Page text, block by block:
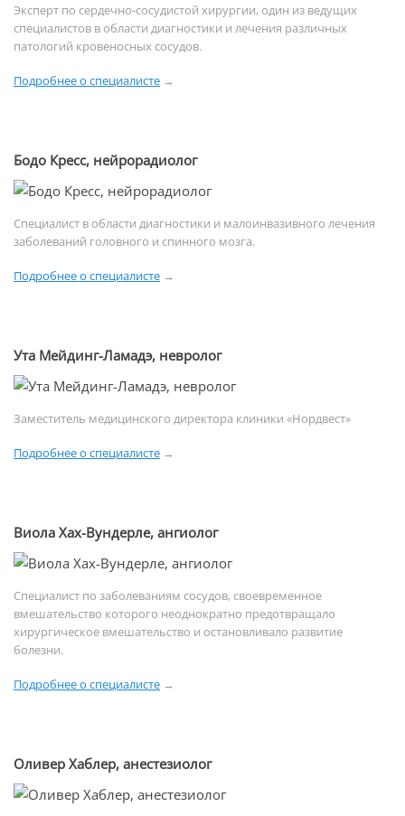
Эксперт по сердечно-сосудистой хирургии, один из ведущих
специалистов в области диагностики и лечения различных
патологий кровеносных сосудов.
Подробнее о специалисте →
Бодо Кресс, нейрорадиолог
Специалист в области диагностики и малоинвазивного лечения
заболеваний головного и спинного мозга.
Подробнее о специалисте →
Ута Мейдинг-Ламадэ, невролог
Заместитель медицинского директора клиники «Нордвест»
Подробнее о специалисте →
Виола Хах-Вундерле, ангиолог
Специалист по заболеваниям сосудов, своевременное
вмешательство которого неоднократно предотвращало
хирургическое вмешательство и остановливало развитие
болезни.
Подробнее о специалисте →
Оливер Хаблер, анестезиолог